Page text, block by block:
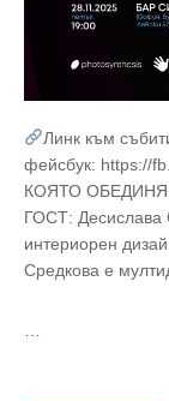
Линк към
фейсбук: https://
КОЯТО
ГОСТ: Десислава
интериорен
Средкова е